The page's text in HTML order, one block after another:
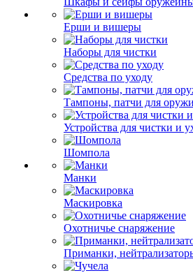
Ерши и вишеры
Наборы для чистки
Средства по уходу
Тампоны, патчи для
Устройства для чистки и
Шомпола
Манки
Маскировка
Охотничье снаряжение
Приманки,